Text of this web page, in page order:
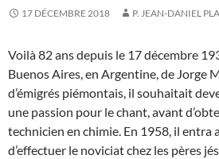
17 DÉCEMBRE 2018 P. JEAN-DANIEL
Voilà 82 ans depuis le 17 décembre
Buenos Aires, en Argentine, de Jorge
d’émigrés piémontais, il souhaitait
une passion pour le chant, avant
technicien en chimie. En 1958, il entra
d’effectuer le noviciat chez les pères